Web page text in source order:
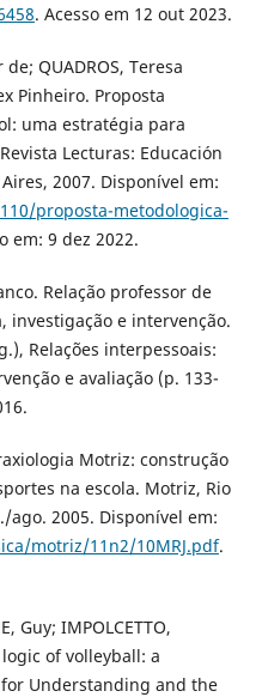
. Acesso em 12 out 2023.
QUADROS, Teresa
Pinheiro. Proposta
uma estratégia para
Lecturas: Educación
2007. Disponível em:
proposta-metodologica-
em: 9 dez 2022.
Relação professor de
investigação e intervenção.
Relações interpessoais:
e avaliação (p. 133-
Motriz: construção
na escola. Motriz, Rio
ago. 2005. Disponível em:
motriz/11n2/10MRJ.pdf.
Guy; IMPOLCETTO,
of volleyball: a
Understanding and the